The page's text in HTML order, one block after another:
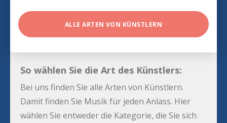
ALLE ARTEN VON KÜNSTLERN
So wählen Sie die Art des Künstlers:
Bei uns finden Sie alle Arten von Künstlern.
Damit finden Sie Musik für jeden Anlass. Hier
wählen Sie entweder die Kategorie, die Sie sich